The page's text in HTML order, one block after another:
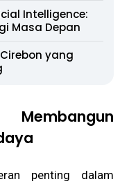
Intelligence:
Masa Depan
yang
penting dalam